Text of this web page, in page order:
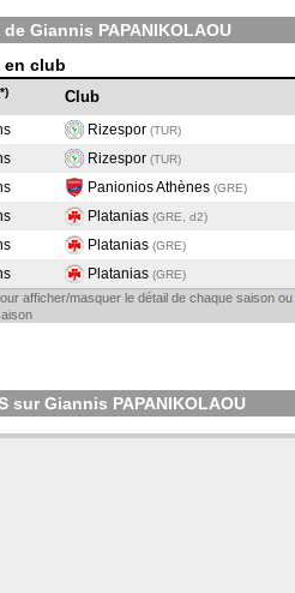
de Giannis PAPANIKOLAOU
en club
Club
Rizespor (TUR)
Rizespor (TUR)
Panionios Athènes (GRE)
Platanias (GRE, d2)
Platanias (GRE)
Platanias (GRE)
afficher/masquer le détail de chaque saison ou
sur Giannis PAPANIKOLAOU